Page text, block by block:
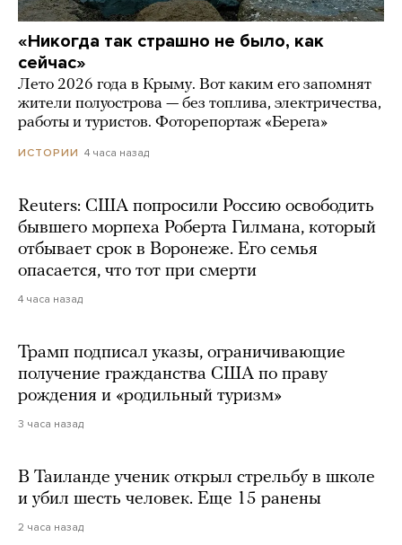
«Никогда так страшно не было, как
сейчас»
Лето 2026 года в Крыму. Вот каким его запомнят
жители полуострова — без топлива, электричества,
работы и туристов. Фоторепортаж «Берега»
ИСТОРИИ 4 часа назад
Reuters: США попросили Россию освободить
бывшего морпеха Роберта Гилмана, который
отбывает срок в Воронеже. Его семья
опасается, что тот при смерти
4 часа назад
Трамп подписал указы, ограничивающие
получение гражданства США по праву
рождения и «родильный туризм»
3 часа назад
В Таиланде ученик открыл стрельбу в школе
и убил шесть человек. Еще 15 ранены
2 часа назад